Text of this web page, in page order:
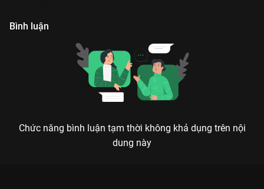
Bình luận
Chức năng bình luận tạm thời không khả dụng trên nội
dung này